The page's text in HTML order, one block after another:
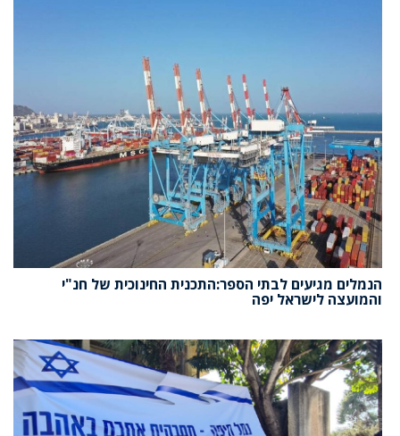
הנמלים מגיעים לבתי הספר:התכנית החינוכית של חנ"י
והמועצה לישראל יפה